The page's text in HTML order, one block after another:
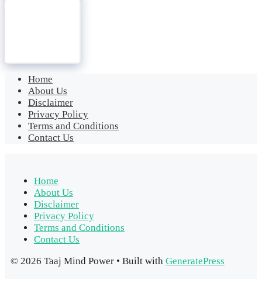
Home
About Us
Disclaimer
Privacy Policy
Terms and Conditions
Contact Us
Home
About Us
Disclaimer
Privacy Policy
Terms and Conditions
Contact Us
© 2026 Taaj Mind Power • Built with GeneratePress